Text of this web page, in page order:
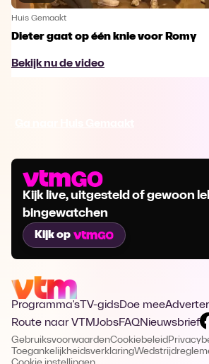
Huis Gemaakt
Dieter gaat op één knie voor Romy
Bekijk nu de video
Kijk live, uitgesteld of gewoon
bingewatchen
Kijk op
Programma's TV-gidsDoe mee
Route naar VTMJobsFAQNieuwsbrief
GebruiksvoorwaardenCookiebeleid
Toegankelijkheidsverklaring